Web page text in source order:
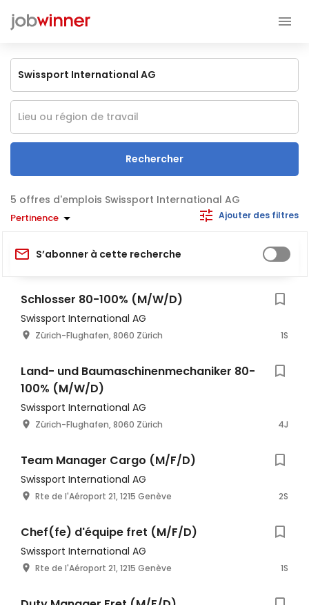
Rechercher
offres d'emplois Swissport International AG
Pertinence Ajouter des filtres
S’abonner à cette recherche
Schlosser 80-100% (M/W/D)
Swissport International AG
Zürich-Flughafen, 8060 Zürich 1S
Land- und Baumaschinenmechaniker 80-
100% (M/W/D)
Swissport International AG
Zürich-Flughafen, 8060 Zürich 4J
Team Manager Cargo (M/F/D)
Swissport International AG
Rte de l'Aéroport 21, 1215 Genève 2S
Chef(fe) d'équipe fret (M/F/D)
Swissport International AG
Rte de l'Aéroport 21, 1215 Genève 1S